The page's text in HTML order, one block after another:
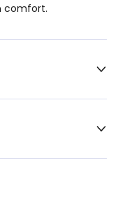
comfort.